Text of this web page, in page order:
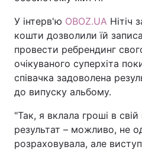
У інтерв'ю OBOZ.UA Нітіч
кошти дозволили їй
провести ребрендинг
очікуваного суперхіта
співачка задоволена
до випуску альбому.
"Так, я вклала гроші в
результат – можливо, не
розраховувала, але